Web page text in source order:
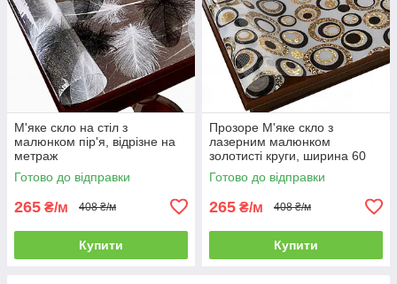
М'яке скло на стіл з
малюнком пір'я, відрізне на
метраж
Готово до відправки
265 ₴/м 408 ₴/м
Купити
Прозоре М'яке скло з
лазерним малюнком
золотисті круги, ширина 60
см, відрізне на метраж
Готово до відправки
265 ₴/м 408 ₴/м
Купити